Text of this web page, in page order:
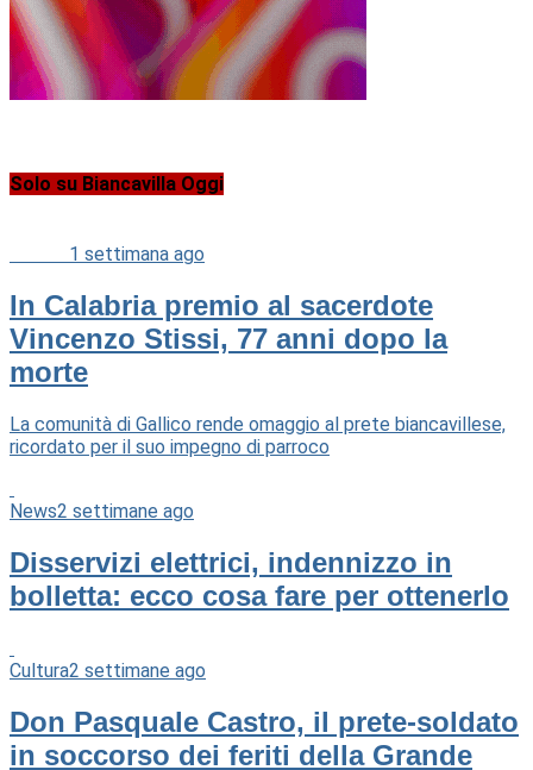
Solo su Biancavilla Oggi
1 settimana ago
In Calabria premio al sacerdote
Vincenzo Stissi, 77 anni dopo la
morte
La comunità di Gallico rende omaggio al prete biancavillese,
ricordato per il suo impegno di parroco
News2 settimane ago
Disservizi elettrici, indennizzo in
bolletta: ecco cosa fare per ottenerlo
Cultura2 settimane ago
Don Pasquale Castro, il prete-soldato
in soccorso dei feriti della Grande